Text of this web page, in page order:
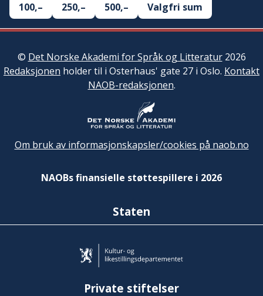
100,–
250,– 500,– Valgfri sum
© Det Norske Akademi for Språk og Litteratur2026
Redaksjonen holder til i Osterhaus' gate 27 i Oslo. Kontakt
NAOB-redaksjonen.
Om bruk av informasjonskapsler/cookies på naob.no
NAOBs finansielle støttespillere i 2026
Staten
Private stiftelser